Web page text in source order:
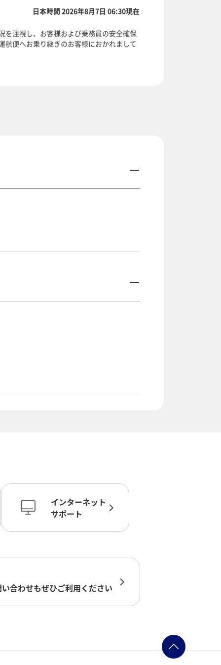
日本時間 2026年8月7日 06:30現在
を注視し、お客様および乗務員の安全確保
航便へお乗り継ぎのお客様におかれまして
インターネット
サポート
合わせもぜひご利用ください